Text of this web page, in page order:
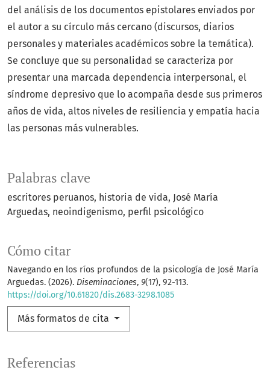
Palabras clave
escritores peruanos historia de vida José María
Arguedas neoindigenismo perfil psicológico
Cómo citar
Navegando en los ríos profundos de la psicología de José María
Arguedas. (2026). Diseminaciones, 9(17), 92-113.
https://doi.org/10.61820/dis.2683-3298.1085
Más formatos de cita
del análisis de los documentos epistolares enviados por
el autor a su círculo más cercano (discursos, diarios
personales y materiales académicos sobre la temática).
Se concluye que su personalidad se caracteriza por
presentar una marcada dependencia interpersonal, el
síndrome depresivo que lo acompaña desde sus primeros
años de vida, altos niveles de resiliencia y empatía hacia
las personas más vulnerables.
Referencias